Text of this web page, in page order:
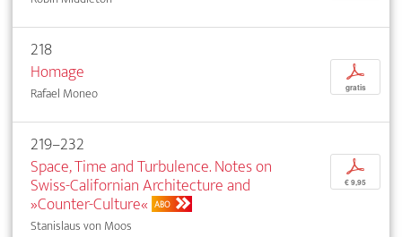
218
Homage
Rafael Moneo
p
gratis
219–232
Space, Time and Turbulence. Notes on
Swiss-Californian Architecture and
»Counter-Culture« ABO
Stanislaus von Moos
p
€ 9,95